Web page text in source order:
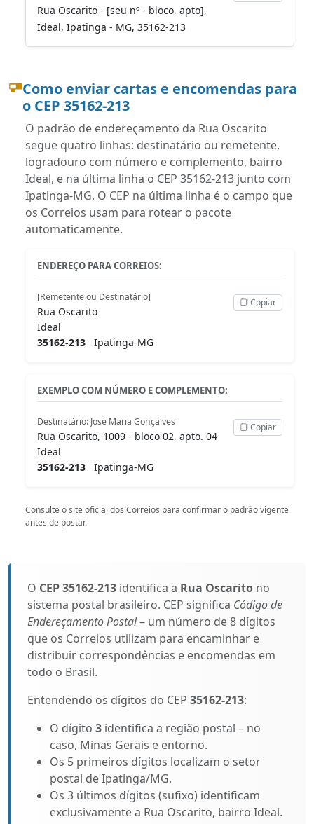
Rua Oscarito - [seu nº - bloco, apto],
Ideal, Ipatinga - MG, 35162-213
Como enviar cartas e encomendas para
o CEP 35162-213
O padrão de endereçamento da Rua Oscarito
segue quatro linhas: destinatário ou remetente,
logradouro com número e complemento, bairro
Ideal, e na última linha o CEP 35162-213 junto com
Ipatinga-MG. O CEP na última linha é o campo que
os Correios usam para rotear o pacote
automaticamente.
ENDEREÇO PARA CORREIOS:
[Remetente ou Destinatário]
Rua Oscarito
Ideal
35162-213 Ipatinga-MG
Copiar
EXEMPLO COM NÚMERO E COMPLEMENTO:
Destinatário: José Maria Gonçalves
Rua Oscarito, 1009 - bloco 02, apto. 04
Ideal
35162-213 Ipatinga-MG
Copiar
Consulte osite oficial dos Correios para confirmar o padrão vigente
antes de postar.
O CEP 35162-213 identifica a Rua Oscarito no
sistema postal brasileiro. CEP significa Código de
Endereçamento Postal– um número de 8 dígitos
que os Correios utilizam para encaminhar e
distribuir correspondências e encomendas em
todo o Brasil.
Entendendo os dígitos do CEP 35162-213:
O dígito 3 identifica a região postal – no
caso, Minas Gerais e entorno.
Os 5 primeiros dígitos localizam o setor
postal de Ipatinga/MG.
Os 3 últimos dígitos (sufixo) identificam
exclusivamente a Rua Oscarito, bairro Ideal.